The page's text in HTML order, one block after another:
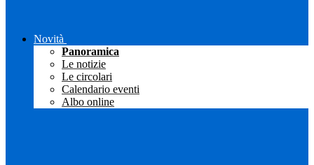
Novità
Panoramica
Le notizie
Le circolari
Calendario eventi
Albo online